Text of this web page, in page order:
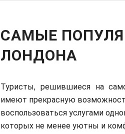
САМЫЕ
ЛОНДОНА
Туристы, решившиеся на
имеют прекрасную
воспользоваться услугами
которых не менее уютны и